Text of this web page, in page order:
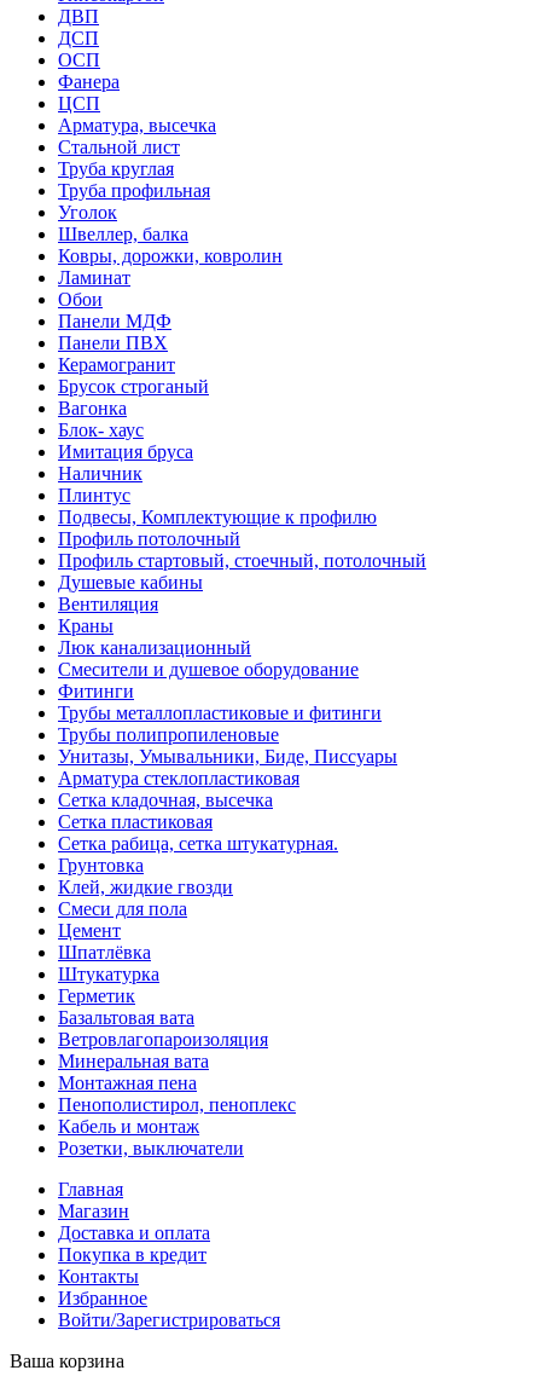
ДВП
ДСП
ОСП
Фанера
ЦСП
Арматура, высечка
Стальной лист
Труба круглая
Труба профильная
Уголок
Швеллер, балка
Ковры, дорожки, ковролин
Ламинат
Обои
Панели МДФ
Панели ПВХ
Керамогранит
Брусок строганый
Вагонка
Блок- хаус
Имитация бруса
Наличник
Плинтус
Подвесы, Комплектующие к профилю
Профиль потолочный
Профиль стартовый, стоечный, потолочный
Душевые кабины
Вентиляция
Краны
Люк канализационный
Смесители и душевое оборудование
Фитинги
Трубы металлопластиковые и фитинги
Трубы полипропиленовые
Унитазы, Умывальники, Биде, Писсуары
Арматура стеклопластиковая
Сетка кладочная, высечка
Сетка пластиковая
Сетка рабица, сетка штукатурная.
Грунтовка
Клей, жидкие гвозди
Смеси для пола
Цемент
Шпатлёвка
Штукатурка
Герметик
Базальтовая вата
Ветровлагопароизоляция
Минеральная вата
Монтажная пена
Пенополистирол, пеноплекс
Кабель и монтаж
Розетки, выключатели
Главная
Магазин
Доставка и оплата
Покупка в кредит
Контакты
Избранное
Войти/Зарегистрироваться
Ваша корзина